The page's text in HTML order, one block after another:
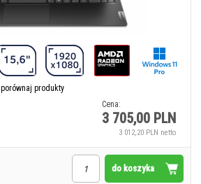
porównaj produkty
Cena:
3 705,00 PLN
3 012,20 PLN netto
do koszyka